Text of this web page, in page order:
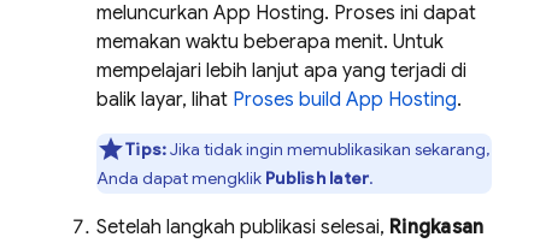
meluncurkan App Hosting. Proses ini dapat
memakan waktu beberapa menit. Untuk
mempelajari lebih lanjut apa yang terjadi di
balik layar, lihat Proses build App Hosting.
Tips:Jika tidak ingin memublikasikan sekarang,
Anda dapat mengklik Publish later.
Setelah langkah publikasi selesai, Ringkasan